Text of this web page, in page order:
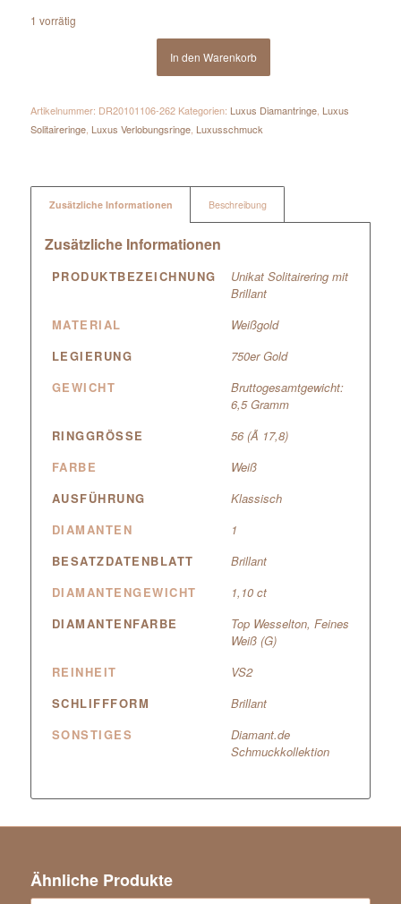
1 vorrätig
In den Warenkorb
Artikelnummer: DR20101106-262 Kategorien: Luxus Diamantringe, Luxus
Solitaireringe, Luxus Verlobungsringe, Luxusschmuck
Zusätzliche Informationen Beschreibung
Zusätzliche Informationen
PRODUKTBEZEICHNUNG
Unikat Solitairering mit
Brillant
MATERIAL
Weißgold
LEGIERUNG
750er Gold
GEWICHT
Bruttogesamtgewicht:
6,5 Gramm
RINGGRÖSSE
56 (Ã 17,8)
FARBE
Weiß
AUSFÜHRUNG
Klassisch
DIAMANTEN
1
BESATZDATENBLATT
Brillant
DIAMANTENGEWICHT
1,10 ct
DIAMANTENFARBE
Top Wesselton, Feines
Weiß (G)
REINHEIT
VS2
SCHLIFFFORM
Brillant
SONSTIGES
Diamant.de
Schmuckkollektion
Ähnliche Produkte